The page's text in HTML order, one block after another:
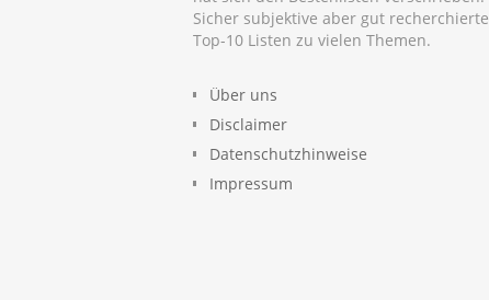
Sicher subjektive aber gut recherchierte
Top-10 Listen zu vielen Themen.
Über uns
Disclaimer
Datenschutzhinweise
Impressum